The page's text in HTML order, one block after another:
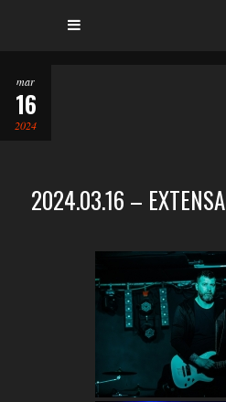
mar
16
2024
2024.03.16 – EXTENSA